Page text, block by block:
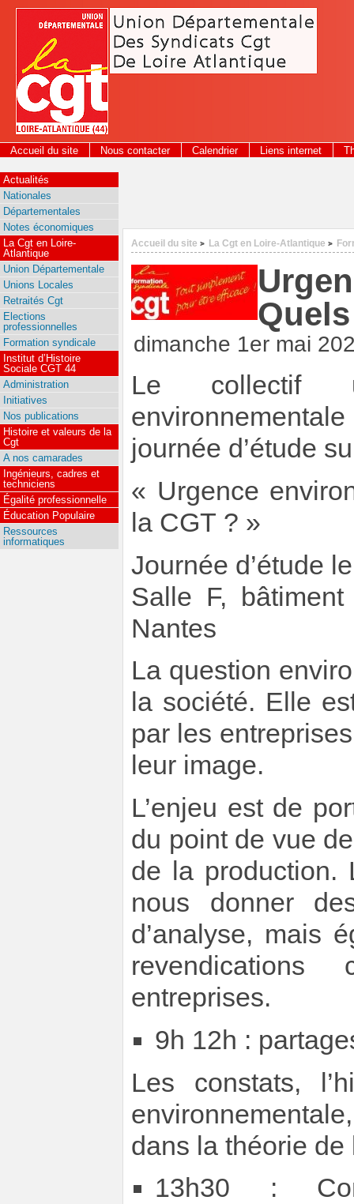
Panneau de gestion des cookies
Accueil du site Nous contacter Calendrier Liens internet
2026
Accueil du site > La Cgt en Loire-Atlantique >
dimanche 1er mai
Le collectif
journée d’étude
Urgence
la CGT ?
Journée d’étude
Salle F,
Nantes
La question
la société. Elle
par les
leur image.
L’enjeu est de
du point de vue
de la production.
nous donner
d’analyse, mais
entreprises.
9h 12h :
Les constats,
dans la théorie de
13h30 :
Actualités
Nationales
Départementales
Notes économiques
La Cgt en Loire-
Atlantique
Union Départementale
Unions Locales
Retraités Cgt
Elections
professionnelles
Formation syndicale
Institut d’Histoire
Sociale CGT 44
Administration
Initiatives
Nos publications
Histoire et valeurs de la
Cgt
A nos camarades
Ingénieurs, cadres et
techniciens
Égalité professionnelle
Éducation Populaire
Ressources
informatiques